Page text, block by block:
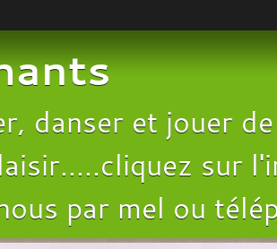
danser et jouer
sur
par mel ou